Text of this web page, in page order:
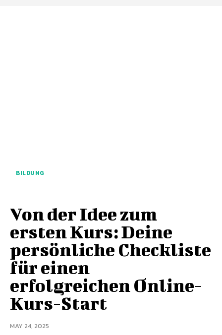
BILDUNG
Von der Idee zum
ersten Kurs: Deine
persönliche Checkliste
für einen
erfolgreichen Online-
Kurs-Start
MAY 24, 2025